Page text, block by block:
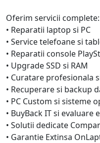
Oferim servicii complete:
• Reparatii laptop si PC
• Service telefoane si
• Reparatii console
• Upgrade SSD si RAM
• Curatare profesionala
• Recuperare si backup
• PC Custom si sisteme
• BuyBack IT si evaluare
• Solutii dedicate
• Garantie Extinsa